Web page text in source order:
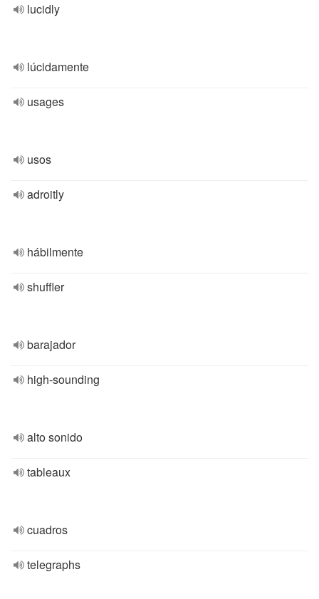
lucidly
lúcidamente
usages
usos
adroitly
hábilmente
shuffler
barajador
high-sounding
alto sonido
tableaux
cuadros
telegraphs